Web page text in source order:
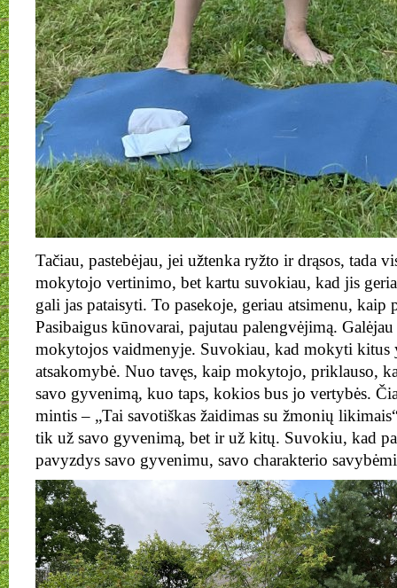
Tačiau, pastebėjau, jei užtenka ryžto ir drąsos, tada
mokytojo vertinimo, bet kartu suvokiau, kad jis
gali jas pataisyti. To pasekoje, geriau atsimenu,
Pasibaigus kūnovarai, pajutau palengvėjimą.
mokytojos vaidmenyje. Suvokiau, kad mokyti kitus
atsakomybė. Nuo tavęs, kaip mokytojo, priklauso,
savo gyvenimą, kuo taps, kokios bus jo vertybės.
mintis – „Tai savotiškas žaidimas su žmonių
tik už savo gyvenimą, bet ir už kitų. Suvokiu, kad
pavyzdys savo gyvenimu, savo charakterio